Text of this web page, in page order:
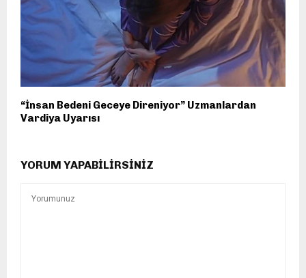
“İnsan Bedeni Geceye Direniyor” Uzmanlardan
Vardiya Uyarısı
YORUM YAPABILIRSINIZ